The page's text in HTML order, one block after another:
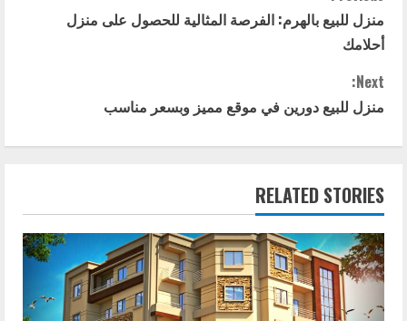
o
n
t
i
n
u
e
R
منزل للبيع بالهرم: الفرصة المثالية للحصول على منزل
أحلامك
Next:
منزل للبيع دورين في موقع مميز وبسعر مناسب
RELATED STORIES